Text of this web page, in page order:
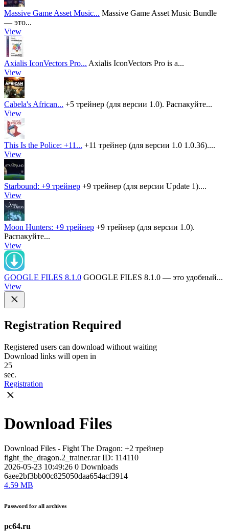
Massive Game Asset Music... Massive Game Asset Music Bundle
— это...
View
Axialis IconVectors Pro... Axialis IconVectors Pro is a...
View
Cabela's African... +5 трейнер (для версии 1.0). Распакуйте...
View
This Is the Police: +11... +11 трейнер (для версии 1.0 1.0.36)....
View
Starbound: +9 трейнер +9 трейнер (для версии Update 1)....
View
Moon Hunters: +9 трейнер +9 трейнер (для версии 1.0).
Распакуйте...
View
GOOGLE FILES 8.1.0 GOOGLE FILES 8.1.0 — это удобный...
View
Registration Required
Registered users can download without waiting
Download links will open in
25
sec.
Registration
Download Files
Download Files - Fight The Dragon: +2 трейнер
fight_the_dragon.2_trainer.rarID: 114110
2026-05-23 10:49:26 0 Downloads
6aee2bf3bb00c825050daa654acf3914
4.59 MB
Password for all archives
pc64.ru